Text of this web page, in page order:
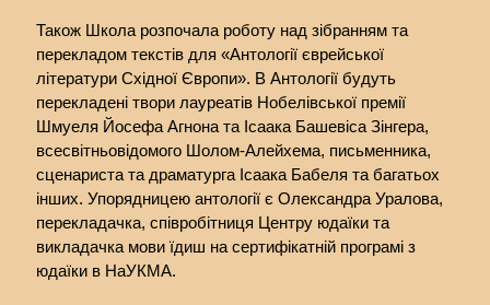
Також Школа розпочала роботу над зібранням та
перекладом текстів для «Антології єврейської
літератури Східної Європи». В Антології будуть
перекладені твори лауреатів Нобелівської премії
Шмуеля Йосефа Агнона та Ісаака Башевіса Зінгера,
всесвітньовідомого Шолом-Алейхема, письменника,
сценариста та драматурга Ісаака Бабеля та багатьох
інших. Упорядницею антології є Олександра Уралова,
перекладачка, співробітниця Центру юдаїки та
викладачка мови їдиш на сертифікатній програмі з
юдаїки в НаУКМА.